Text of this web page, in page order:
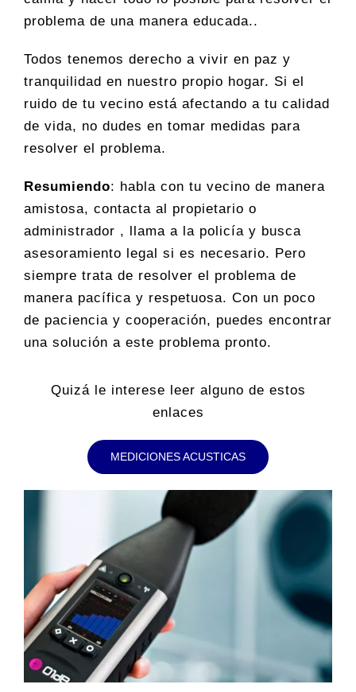
problema de una manera educada..
Todos tenemos derecho a vivir en paz y
tranquilidad en nuestro propio hogar. Si el
ruido de tu vecino está afectando a tu calidad
de vida, no dudes en tomar medidas para
resolver el problema.
Resumiendo: habla con tu vecino de manera
amistosa, contacta al propietario o
administrador , llama a la policía y busca
asesoramiento legal si es necesario. Pero
siempre trata de resolver el problema de
manera pacífica y respetuosa. Con un poco
de paciencia y cooperación, puedes encontrar
una solución a este problema pronto.
Quizá le interese leer alguno de estos
enlaces
MEDICIONES ACUSTICAS